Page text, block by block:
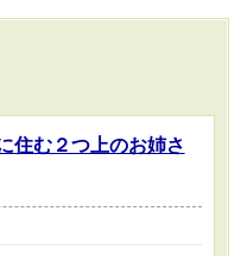
住む２つ上のお姉さ